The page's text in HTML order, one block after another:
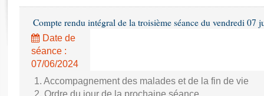
Baromètre de l’application des lois
Dossiers législatifs
Budget et sécurité sociale
Compte rendu intégral de la troisième séance du vendredi 07
Date de
séance :
07/06/2024
1. Accompagnement des malades et de la fin de vie
2. Ordre du jour de la prochaine séance